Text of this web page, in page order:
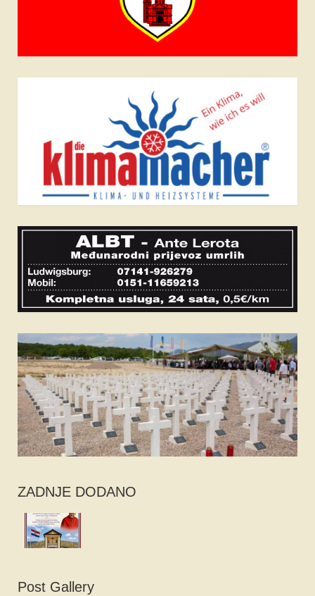
ZADNJE DODANO
Post Gallery